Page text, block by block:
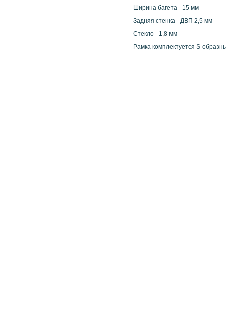
Ширина багета - 15 мм
Задняя стенка - ДВП 2,5 мм
Стекло - 1,8 мм
Рамка комплектуется S-